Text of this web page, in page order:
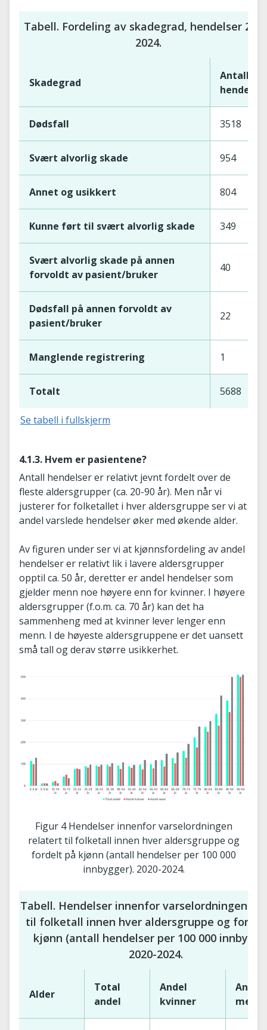
Tabell. Fordeling av skadegrad, hendelser
2024.
Skadegrad
Antall
hendelser
Dødsfall 3518
Svært alvorlig skade 954
Annet og usikkert 804
Kunne ført til svært alvorlig skade 349
Svært alvorlig skade på annen
forvoldt av pasient/bruker
40
Dødsfall på annen forvoldt av
pasient/bruker
22
Manglende registrering 1
Totalt 5688
Se tabell i fullskjerm
4.1.3. Hvem er pasientene?
Antall hendelser er relativt jevnt fordelt over de
fleste aldersgrupper (ca. 20-90 år). Men når vi
justerer for folketallet i hver aldersgruppe ser vi at
andel varslede hendelser øker med økende alder.
Av figuren under ser vi at kjønnsfordeling av andel
hendelser er relativt lik i lavere aldersgrupper
opptil ca. 50 år, deretter er andel hendelser som
gjelder menn noe høyere enn for kvinner. I høyere
aldersgrupper (f.o.m. ca. 70 år) kan det ha
sammenheng med at kvinner lever lenger enn
menn. I de høyeste aldersgruppene er det uansett
små tall og derav større usikkerhet.
Figur 4 Hendelser innenfor varselordningen
relatert til folketall innen hver aldersgruppe og
fordelt på kjønn (antall hendelser per 100 000
innbygger). 2020-2024.
Tabell. Hendelser innenfor varselordningen
til folketall innen hver aldersgruppe og
kjønn (antall hendelser per 100 000
2020-2024.
Alder
Total
andel
Andel
kvinner
Andel
menn